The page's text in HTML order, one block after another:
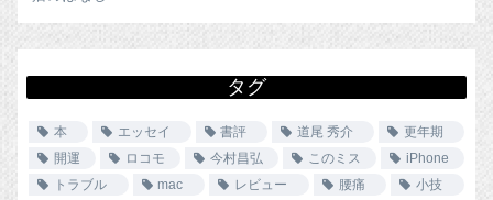
タグ
本 エッセイ 書評 道尾 秀介
更年期
開運
ロコモ 今村昌弘 このミス
iPhone
トラブル
mac レビュー 腰痛
小技